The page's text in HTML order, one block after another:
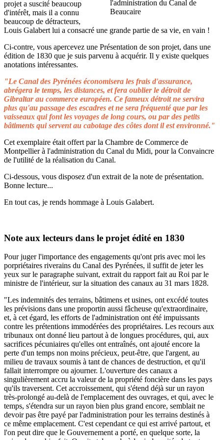
projet a suscité beaucoup
d'intérêt, mais il a connu
beaucoup de détracteurs,
Louis Galabert lui a consacré une grande partie de sa vie, en vain !
Ci-contre, vous apercevez une Présentation de son projet, dans une
édition de 1830 que je suis parvenu à acquérir. Il y existe quelques
anotations intéressantes.
"Le Canal des Pyrénées économisera les frais d'assurance,
abrégera le temps, les distances, et fera oublier le détroit de
Gibraltar au commerce européen. Ce fameux détroit ne servira
plus qu'au passage des escadres et ne sera fréquenté que par les
vaisseaux qui font les voyages de long cours, ou par des petits
bâtiments qui servent au cabotage des côtes dont il est environné."
Cet exemplaire était offert par la Chambre de Commerce de
Montpellier à l'administration du Canal du Midi, pour la Convaincre
de l'utilité de la réalisation du Canal.
Ci-dessous, vous disposez d'un extrait de la note de présentation.
Bonne lecture...
En tout cas, je rends hommage à Louis Galabert.
Note aux lecteurs dans le projet édité en 1830
Pour juger l'importance des engagements qu'ont pris avec moi les
porpriétaires riverains du Canal des Pyrénées, il suffit de jeter les
yeux sur le paragraphe suivant, extrait du rapport fait au Roi par le
ministre de l'intérieur, sur la situation des canaux au 31 mars 1828.
"Les indemnités des terrains, bâtimens et usines, ont excédé toutes
les prévisions dans une proportin aussi fâcheuse qu'extraordinaire,
et, à cet égard, les efforts de l'administration ont été impuissants
contre les prétentions immodérées des propriétaires. Les recours aux
tribunaux ont donné lieu partout à de longues procédures, qui, aux
sacrifices pécuniaires qu'elles ont entraînés, ont ajouté encore la
perte d'un temps non moins précieux, peut-être, que l'argent, au
milieu de travaux soumis à tant de chances de destruction, et qu'il
fallait interrompre ou ajourner. L'ouverture des canaux a
singulièrement accru la valeur de la propriété foncière dans les pays
qu'ils traversent. Cet accroissement, qui s'étend déjà sur un rayon
très-prolongé au-delà de l'emplacement des ouvrages, et qui, avec le
temps, s'étendra sur un rayon bien plus grand encore, semblait ne
devoir pas être payé par l'administration pour les terrains destinés à
ce même emplacement. C'est cependant ce qui est arrivé partout, et
l'on peut dire que le Gouvernement a porté, en quelque sorte, la